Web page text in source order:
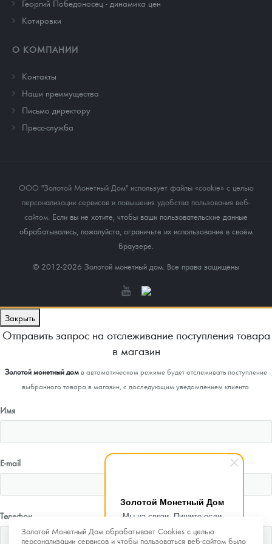
Золотой Монетный Дом
Мы на связи. Пишите если
возникнут любые вопросы.
Рады помочь.
Георгий Победоносец - динамика цен
Котировки
О КОМПАНИИ
Контакты
Наши преимущества
Письмо директору
Пресс-служба
ООО "Золотой Монетный Дом" использует файлы «cookie» с целью
персонализации сервисов и повышения удобства пользования веб-
сайтом . Если вы не хотите, чтобы ваши пользовательские данные
обрабатывались, пожалуйста, ограничьте их использование в своём
браузере.
© 2012-2026 Золотой монетный дом. Все права защищены
Золотой Монетный Дом обрабатывает Cookies с целью
персонализации сервисов и чтобы пользоваться веб-сайтом было
Закрыть
Отправить запрос на отслеживание поступления товара
в магазин
Золотой монетный домв автоматическом режиме будет отслеживать поступление
выбранного товара в магазин, с последующим уведомлением клиента.
Имя
E-mail
Телефон